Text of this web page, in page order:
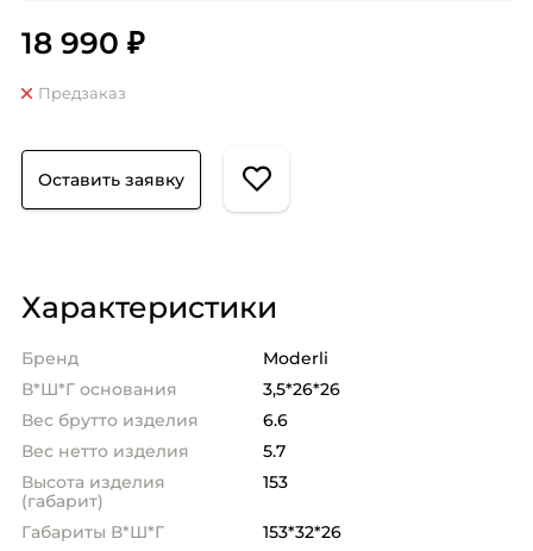
18 990 ₽
Предзаказ
Оставить заявку
Характеристики
Бренд
Moderli
В*Ш*Г основания
3,5*26*26
Вес брутто изделия
6.6
Вес нетто изделия
5.7
Высота изделия
(габарит)
153
Габариты В*Ш*Г
153*32*26